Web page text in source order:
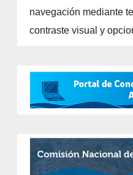
navegación mediante
contraste visual y